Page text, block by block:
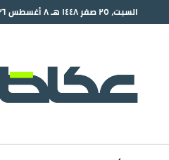
السبت، ٢٥ صفر ١٤٤٨ هـ ٨ أغسطس ٢٠٢٦ م